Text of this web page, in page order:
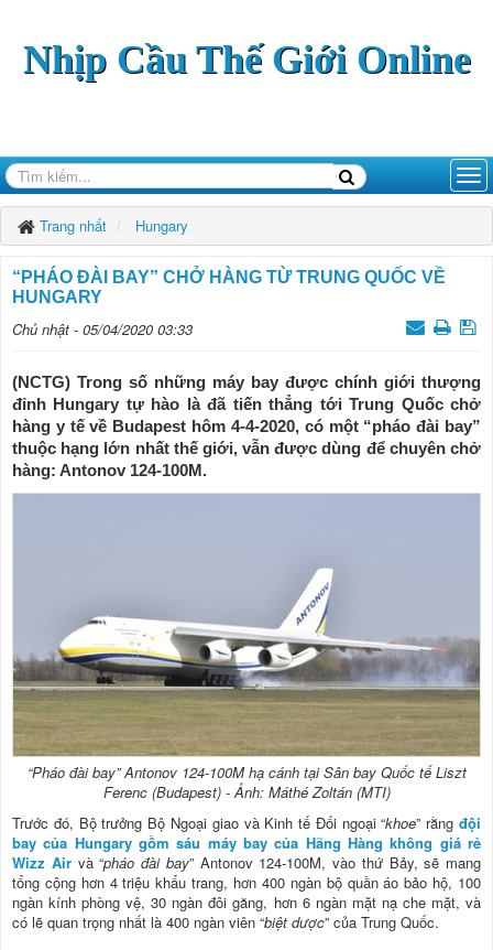
Nhịp Cầu Thế Giới Online
Trang nhất Hungary
“PHÁO ĐÀI BAY” CHỞ HÀNG TỪ TRUNG QUỐC VỀ
HUNGARY
Chủ nhật - 05/04/2020 03:33
(NCTG) Trong số những máy bay được chính giới thượng
đỉnh Hungary tự hào là đã tiến thẳng tới Trung Quốc chở
hàng y tế về Budapest hôm 4-4-2020, có một “pháo đài bay”
thuộc hạng lớn nhất thế giới, vẫn được dùng để chuyên chở
hàng: Antonov 124-100M.
“Pháo đài bay” Antonov 124-100M hạ cánh tại Sân bay Quốc tế Liszt
Ferenc (Budapest) - Ảnh: Máthé Zoltán (MTI)
Trước đó, Bộ trưởng Bộ Ngoại giao và Kinh tế Đối ngoại “khoe” rằngđội
bay của Hungary gồm sáu máy bay của Hãng Hàng không giá rẻ
Wizz Airvà “pháo đài bay” Antonov 124-100M, vào thứ Bảy, sẽ mang
tổng cộng hơn 4 triệu khẩu trang, hơn 400 ngàn bộ quần áo bảo hộ, 100
ngàn kính phòng vệ, 30 ngàn đôi găng, hơn 6 ngàn mặt nạ che mặt, và
có lẽ quan trọng nhất là 400 ngàn viên “biệt dược” của Trung Quốc.